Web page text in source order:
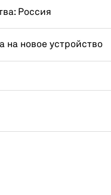
Россия
на новое устройство